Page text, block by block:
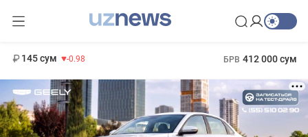
145 сум -0.98 БРВ 412 000 сум